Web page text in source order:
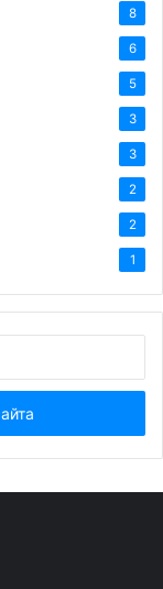
8
6
5
3
3
2
2
1